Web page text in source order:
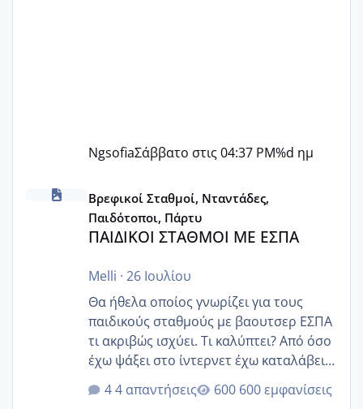
NgsofiaΣάββατο στις 04:37 PM%d ημ
ΠΑΙΔΙΚΟΙ ΣΤΑΘΜΟΙ ΜΕ ΕΣΠΑ
Βρεφικοί Σταθμοί, Νταντάδες,
Παιδότοποι, Πάρτυ
ΠΑΙΔΙΚΟΙ ΣΤΑΘΜΟΙ ΜΕ ΕΣΠΑ
Melli · 26 Ιουλίου
Θα ήθελα οποίος γνωρίζει για τους
παιδικούς σταθμούς με βαουτσερ ΕΣΠΑ
τι ακριβώς ισχύει. Τι καλύπτει? Από όσο
έχω ψάξει στο ίντερνετ έχω καταλάβει
ότι το βαουτσερ καλύπτει όλα τα
δίδακτρα και τα τροφεια του ιδιωτικού
4 απαντήσεις 600 εμφανίσεις